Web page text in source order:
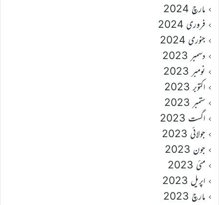
مارچ 2024
فروری 2024
جنوری 2024
دسمبر 2023
نومبر 2023
اکتوبر 2023
ستمبر 2023
اگست 2023
جولائی 2023
جون 2023
مئی 2023
اپریل 2023
مارچ 2023